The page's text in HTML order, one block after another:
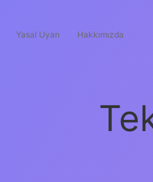
Yasal Uyarı Hakkımızda